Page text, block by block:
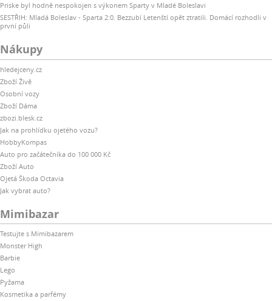
Priske byl hodně nespokojen s výkonem Sparty v Mladé Boleslavi
SESTŘIH: Mladá Boleslav - Sparta 2:0. Bezzubí Letenští opět ztratili. Domácí rozhodli v
první půli
Nákupy
hledejceny.cz
Zboží Živě
Osobní vozy
Zboží Dáma
zbozi.blesk.cz
Jak na prohlídku ojetého vozu?
HobbyKompas
Auto pro začátečníka do 100 000 Kč
Zboží Auto
Ojetá Škoda Octavia
Jak vybrat auto?
Mimibazar
Testujte s Mimibazarem
Monster High
Barbie
Lego
Pyžama
Kosmetika a parfémy